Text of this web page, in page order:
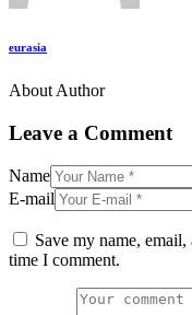
eurasia
About Author
Leave a Comment
Name
E-mail
Save my name,
time I comment.